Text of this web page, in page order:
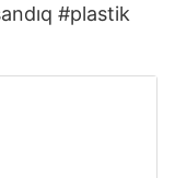
#plastik